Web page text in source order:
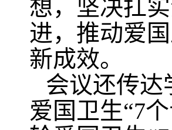
想，坚决扛
进，推动爱
新成效。
会议还传达
爱国卫生“7